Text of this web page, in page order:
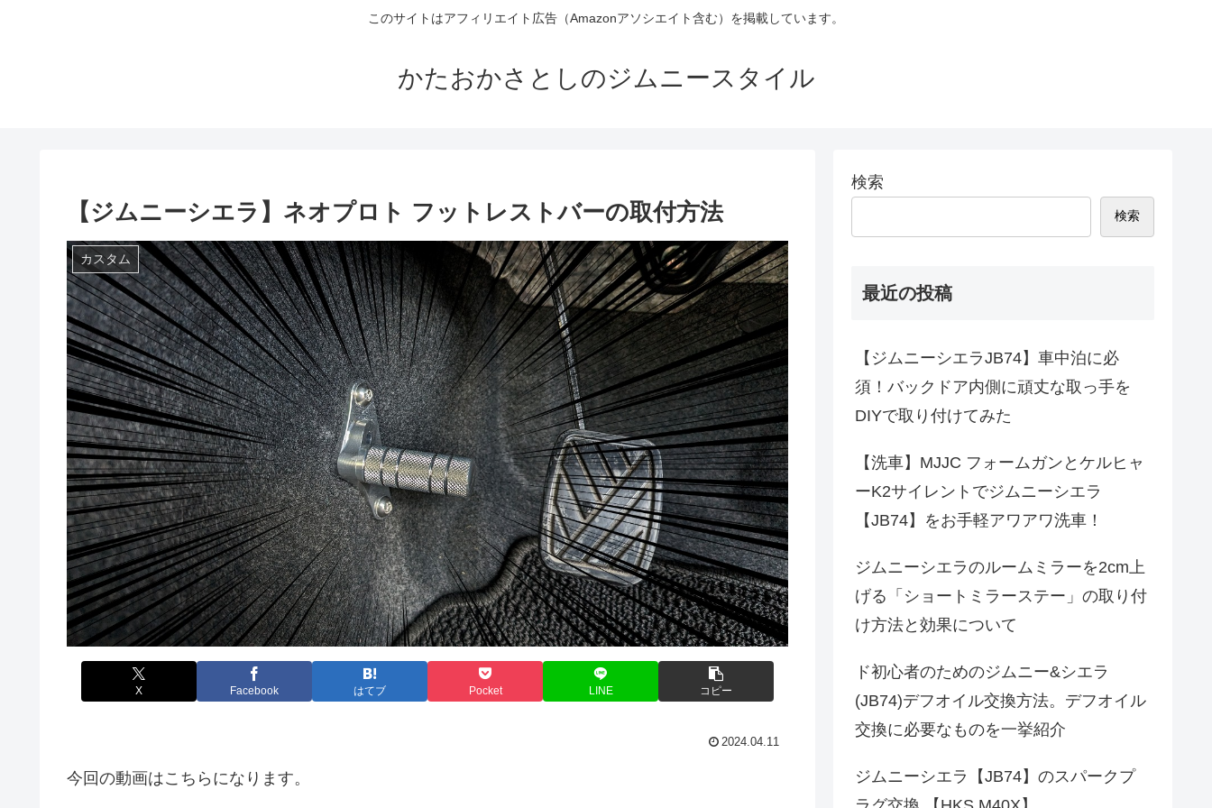
このサイトはアフィリエイト広告（Amazonアソシエイト含む）を掲載しています。
かたおかさとしのジムニースタイル
【ジムニーシエラ】ネオプロト フットレストバーの取付方法
カスタム
X Facebook はてブ Pocket LINE コピー
2024.04.11
今回の動画はこちらになります。
検索
検索
最近の投稿
【ジムニーシエラJB74】車中泊に必
須！バックドア内側に頑丈な取っ手を
DIYで取り付けてみた
【洗車】MJJC フォームガンとケルヒャ
ーK2サイレントでジムニーシエラ
【JB74】をお手軽アワアワ洗車！
ジムニーシエラのルームミラーを2cm上
げる「ショートミラーステー」の取り付
け方法と効果について
ド初心者のためのジムニー&シエラ
(JB74)デフオイル交換方法。デフオイル
交換に必要なものを一挙紹介
ジムニーシエラ【JB74】のスパークプ